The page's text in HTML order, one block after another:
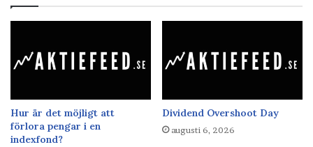
Hur är det möjligt att
förlora pengar i en
indexfond?
Dividend Overshoot Day
augusti 6, 2026